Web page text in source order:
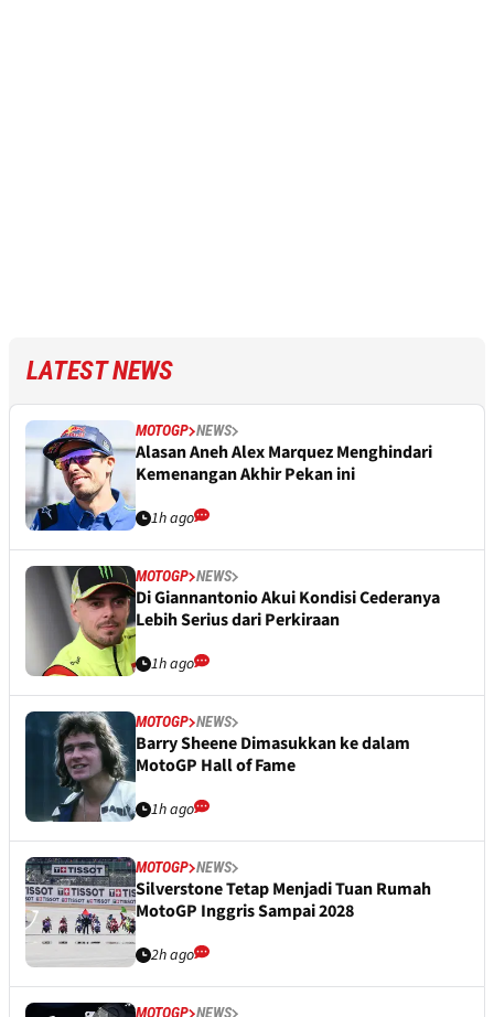
LATEST NEWS
MOTOGP NEWS
Alasan Aneh Alex Marquez Menghindari
Kemenangan Akhir Pekan ini
1h ago
MOTOGP NEWS
Di Giannantonio Akui Kondisi Cederanya
Lebih Serius dari Perkiraan
1h ago
MOTOGP NEWS
Barry Sheene Dimasukkan ke dalam
MotoGP Hall of Fame
1h ago
MOTOGP NEWS
Silverstone Tetap Menjadi Tuan Rumah
MotoGP Inggris Sampai 2028
2h ago
MOTOGP NEWS